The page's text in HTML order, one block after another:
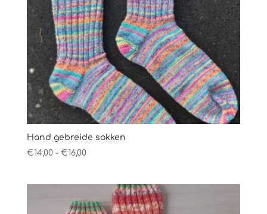
Hand gebreide sokken
€14,00 - €16,00Prijsklasse: